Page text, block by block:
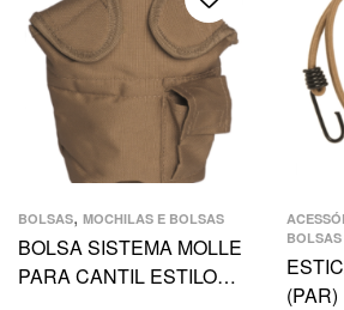
BOLSAS, MOCHILAS E BOLSAS
BOLSA SISTEMA MOLLE
PARA CANTIL ESTILO
BOLSAS
(PAR)